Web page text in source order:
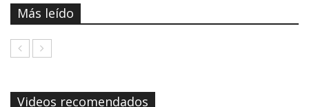
Más leído
Videos recomendados